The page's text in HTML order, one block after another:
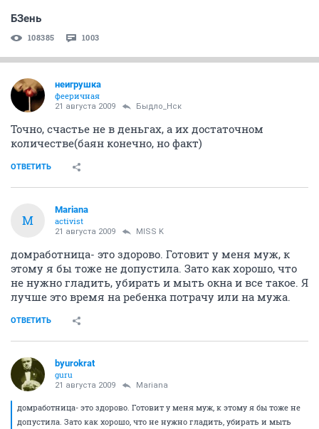
БЗень
108385 1003
неигрушка
фееричная
21 августа 2009 Быдло_Нск
Точно, счастье не в деньгах, а их достаточном
количестве(баян конечно, но факт)
ОТВЕТИТЬ
M
Mariana
activist
21 августа 2009 MISS K
домработница- это здорово. Готовит у меня муж, к
этому я бы тоже не допустила. Зато как хорошо, что
не нужно гладить, убирать и мыть окна и все такое. Я
лучше это время на ребенка потрачу или на мужа.
ОТВЕТИТЬ
byurokrat
guru
21 августа 2009 Mariana
домработница- это здорово. Готовит у меня муж, к этому я бы тоже не
допустила. Зато как хорошо, что не нужно гладить, убирать и мыть